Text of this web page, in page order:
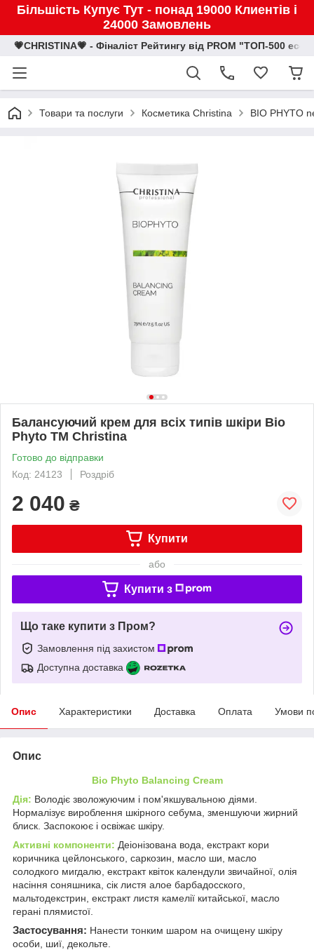
Більшість Купує Тут - понад 19000 Клиентів і
24000 Замовлень
💗CHRISTINA💗 - Фіналіст Рейтингу від PROM "ТОП-500
Товари та послуги Косметика Christina BIO PHYTO
Балансуючий крем для всіх типів шкіри Bio
Phyto TM Christina
Готово до відправки
Код: 24123
Роздріб
2 040 ₴
Купити
або
Купити з
Що таке купити з Пром?
Замовлення під захистом
Доступна доставка
Опис Характеристики Доставка Оплата Умови
Опис
Bio Phyto Balancing Cream
Дія: Володіє зволожуючим і пом'якшувальною діями.
Нормалізує вироблення шкірного себума, зменшуючи жирний
блиск. Заспокоює і освіжає шкіру.
Активні компоненти: Деіонізована вода, екстракт кори
коричника цейлонського, саркозин, масло ши, масло
солодкого мигдалю, екстракт квіток календули звичайної, олія
насіння соняшника, сік листя алое барбадосского,
мальтодекстрин, екстракт листя камелії китайської, масло
герані плямистої.
Застосування: Нанести тонким шаром на очищену шкіру
особи, шиї, декольте.